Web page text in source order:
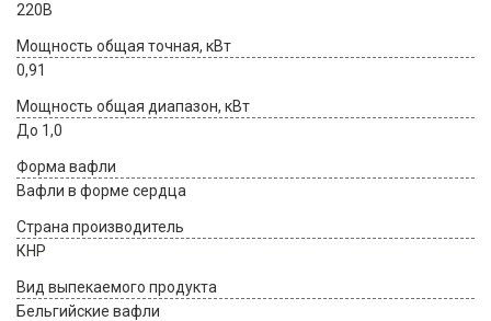
220В
Мощность общая точная, кВт
0,91
Мощность общая диапазон, кВт
До 1,0
Форма вафли
Вафли в форме сердца
Страна производитель
КНР
Вид выпекаемого продукта
Бельгийские вафли